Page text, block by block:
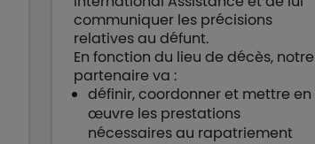
communiquer les précisions
relatives au défunt.
En fonction du lieu de décès, notre
partenaire va :
définir, coordonner et mettre en
œuvre les prestations
nécessaires au rapatriement